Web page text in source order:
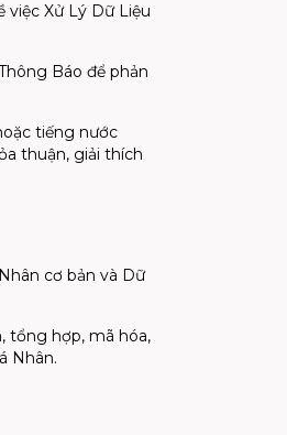
việc Xử Lý Dữ Liệu
Báo để phản
tiếng nước
thuận, giải thích
cơ bản và Dữ
tổng hợp, mã hóa,
Nhân.